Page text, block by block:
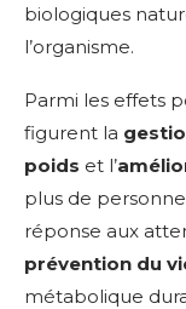
biologiques
l’organisme.
Parmi les effets
figurent la
poids et l’
plus de
réponse aux
prévention du
métabolique